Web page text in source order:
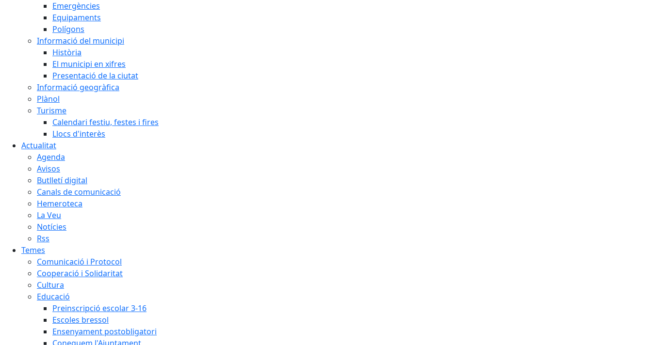
Emergències
Equipaments
Polígons
Informació del municipi
Història
El municipi en xifres
Presentació de la ciutat
Informació geogràfica
Plànol
Turisme
Calendari festiu, festes i fires
Llocs d'interès
Actualitat
Agenda
Avisos
Butlletí digital
Canals de comunicació
Hemeroteca
La Veu
Notícies
Rss
Temes
Comunicació i Protocol
Cooperació i Solidaritat
Cultura
Educació
Preinscripció escolar 3-16
Escoles bressol
Ensenyament postobligatori